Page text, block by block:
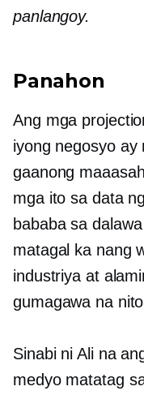
panlangoy.
Panahon
Ang mga
iyong negosyo ay
gaanong
mga ito sa data
bababa sa
matagal ka nang
industriya at
gumagawa na
Sinabi ni Ali na
medyo matatag